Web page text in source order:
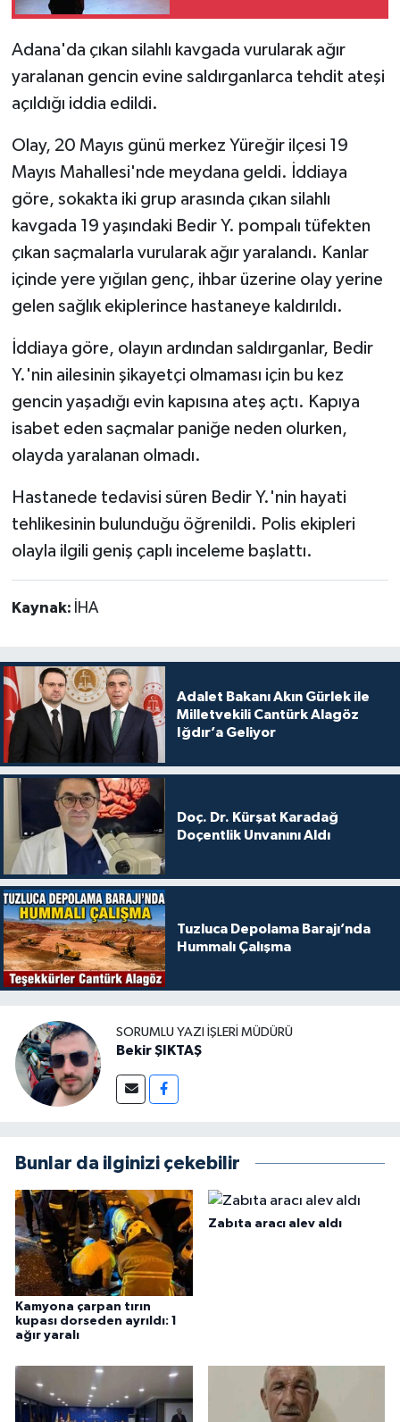
Adana'da çıkan silahlı kavgada vurularak ağır
yaralanan gencin evine saldırganlarca tehdit ateşi
açıldığı iddia edildi.
Olay, 20 Mayıs günü merkez Yüreğir ilçesi 19
Mayıs Mahallesi'nde meydana geldi. İddiaya
göre, sokakta iki grup arasında çıkan silahlı
kavgada 19 yaşındaki Bedir Y. pompalı tüfekten
çıkan saçmalarla vurularak ağır yaralandı. Kanlar
içinde yere yığılan genç, ihbar üzerine olay yerine
gelen sağlık ekiplerince hastaneye kaldırıldı.
İddiaya göre, olayın ardından saldırganlar, Bedir
Y.'nin ailesinin şikayetçi olmaması için bu kez
gencin yaşadığı evin kapısına ateş açtı. Kapıya
isabet eden saçmalar paniğe neden olurken,
olayda yaralanan olmadı.
Hastanede tedavisi süren Bedir Y.'nin hayati
tehlikesinin bulunduğu öğrenildi. Polis ekipleri
olayla ilgili geniş çaplı inceleme başlattı.
Kaynak: İHA
Adalet Bakanı Akın Gürlek ile
Milletvekili Cantürk Alagöz
Iğdır’a Geliyor
Doç. Dr. Kürşat Karadağ
Doçentlik Unvanını Aldı
Tuzluca Depolama Barajı’nda
Hummalı Çalışma
SORUMLU YAZI İŞLERI MÜDÜRÜ
Bekir ŞIKTAŞ
Bunlar da ilginizi çekebilir
Kamyona çarpan tırın
kupası dorseden ayrıldı: 1
ağır yaralı
Zabıta aracı alev aldı